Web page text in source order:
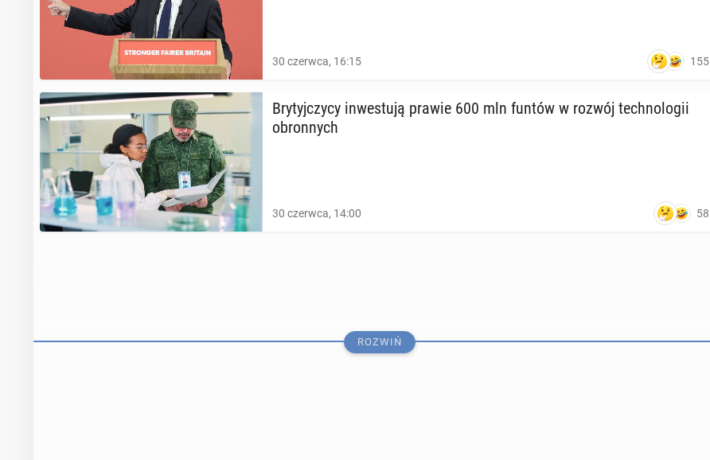
30 czerwca, 16:15 155
Bry­tyj­czy­cy in­we­stu­ją prawie 600 mln funtów w rozwój tech­no­lo­gii
obron­nych
30 czerwca, 14:00 58
ROZWIŃ